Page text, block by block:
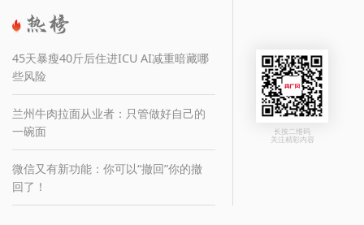
45天暴瘦40斤后住进ICU AI减重暗藏哪
些风险
兰州牛肉拉面从业者：只管做好自己的
一碗面
微信又有新功能：你可以“撤回”你的撤
回了！
长按二维码
关注精彩内容